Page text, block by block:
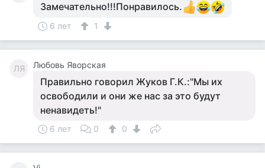
Замечательно!!!Понравилось.
6 лет 1
ЛЯ Любовь Яворская
Правильно говорил Жуков Г.К.:"Мы их
освободили и они же нас за это будут
ненавидеть!"
6 лет 0 0